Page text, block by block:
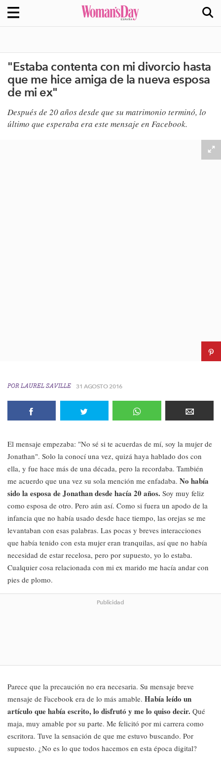
"Estaba contenta con mi divorcio hasta
que me hice amiga de la nueva esposa
de mi ex"
Después de 20 años desde que su matrimonio terminó, lo
último que esperaba era este mensaje en Facebook.
POR LAUREL SAVILLE 31 AGOSTO 2016
El mensaje empezaba: "No sé si te acuerdas de mí, soy la mujer de
Jonathan". Solo la conocí una vez, quizá haya hablado dos con
ella, y fue hace más de una década, pero la recordaba. También
me acuerdo que una vez su sola mención me enfadaba. No había
sido la esposa de Jonathan desde hacía 20 años. Soy muy feliz
como esposa de otro. Pero aún así. Como si fuera un apodo de la
infancia que no había usado desde hace tiempo, las orejas se me
levantaban con esas palabras. Las pocas y breves interacciones
que había tenido con esta mujer eran tranquilas, así que no había
necesidad de estar recelosa, pero por supuesto, yo lo estaba.
Cualquier cosa relacionada con mi ex marido me hacía andar con
pies de plomo.
Publicidad
Parece que la precaución no era necesaria. Su mensaje breve
mensaje de Facebook era de lo más amable. Había leído un
artículo que había escrito, lo disfrutó y me lo quiso decir. Qué
maja, muy amable por su parte. Me felicitó por mi carrera como
escritora. Tuve la sensación de que me estuvo buscando. Por
supuesto. ¿No es lo que todos hacemos en esta época digital?